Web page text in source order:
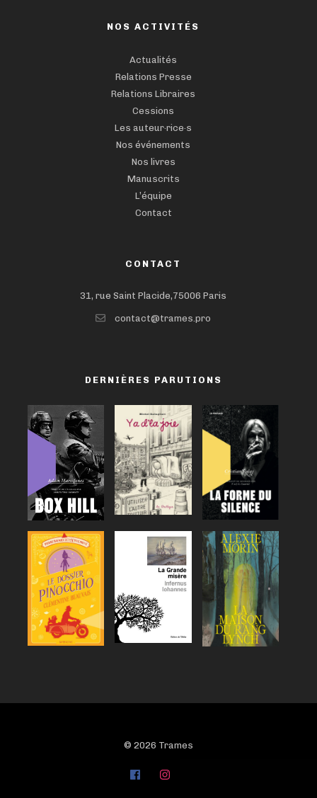
NOS ACTIVITÉS
Actualités
Relations Presse
Relations Libraires
Cessions
Les auteur·rice·s
Nos événements
Nos livres
Manuscrits
L’équipe
Contact
CONTACT
31, rue Saint Placide,75006 Paris
contact@trames.pro
DERNIÈRES PARUTIONS
© 2026 Trames